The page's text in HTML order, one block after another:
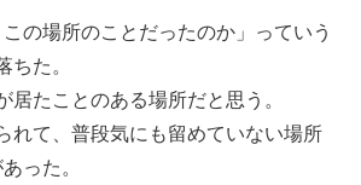
の場所のことだったのか」っていう
た。
居たことのある場所だと思う。
れて、普段気にも留めていない場所
った。